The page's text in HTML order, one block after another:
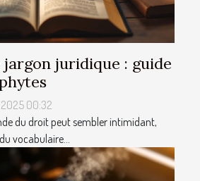
juridique : guide
2025 00:32
du droit peut sembler intimidant,
vocabulaire...